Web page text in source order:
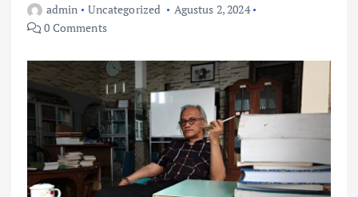
admin Uncategorized
Agustus 2, 2024
0 Comments